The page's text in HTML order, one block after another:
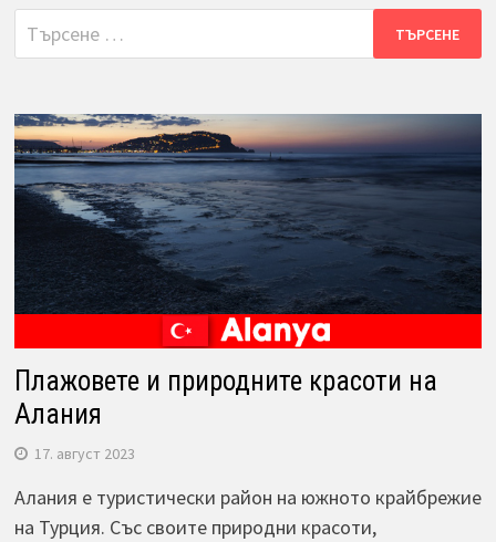
Търсене
за:
Плажовете и природните красоти на
Алания
17. август 2023
Алания е туристически район на южното крайбрежие
на Турция. Със своите природни красоти,